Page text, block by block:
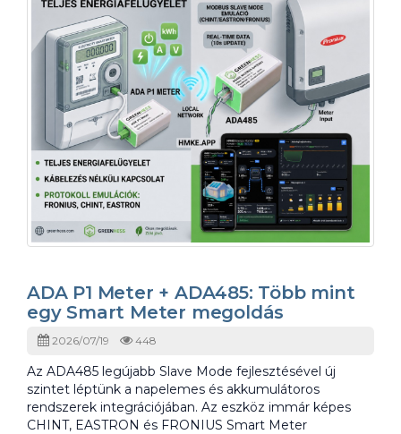
ADA P1 Meter + ADA485: Több mint
egy Smart Meter megoldás
2026/07/19 448
Az ADA485 legújabb Slave Mode fejlesztésével új
szintet léptünk a napelemes és akkumulátoros
rendszerek integrációjában. Az eszköz immár képes
CHINT, EASTRON és FRONIUS Smart Meter